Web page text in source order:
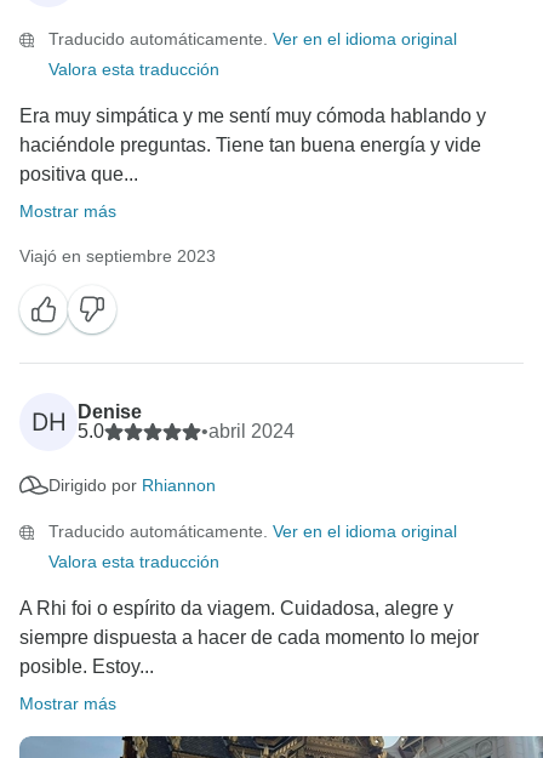
Traducido automáticamente. Ver en el idioma original
Valora esta traducción
Era muy simpática y me sentí muy cómoda hablando y
haciéndole preguntas. Tiene tan buena energía y vide
positiva que...
Mostrar más
Viajó en septiembre 2023
DH
Denise
5.0
•abril 2024
Dirigido por Rhiannon
Traducido automáticamente. Ver en el idioma original
Valora esta traducción
A Rhi foi o espírito da viagem. Cuidadosa, alegre y
siempre dispuesta a hacer de cada momento lo mejor
posible. Estoy...
Mostrar más